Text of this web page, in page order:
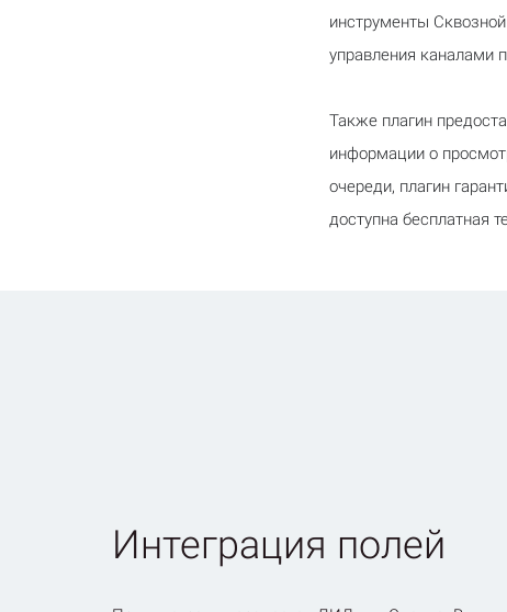
инструменты
управления каналами
Также плагин
информации о
очереди, плагин
доступна бесплатная
Интеграция полей